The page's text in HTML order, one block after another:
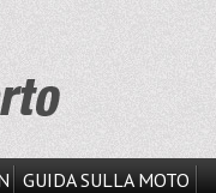
GUIDA SULLA MOTO